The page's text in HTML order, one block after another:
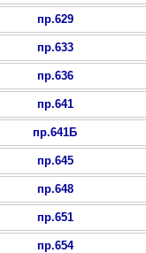
пр.629
пр.633
пр.636
пр.641
пр.641Б
пр.645
пр.648
пр.651
пр.654